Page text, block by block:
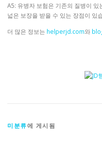
A5: 유병자 보험은 기존의 질병이
넓은 보장을 받을 수 있는 장점이 있
더 많은 정보는 helperjd.com와
미분류에 게시됨